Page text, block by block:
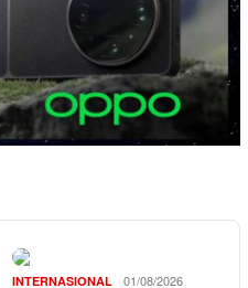
INTERNASIONAL 01/08/2026